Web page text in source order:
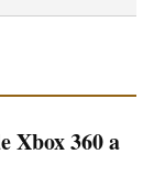
Xbox 360 a